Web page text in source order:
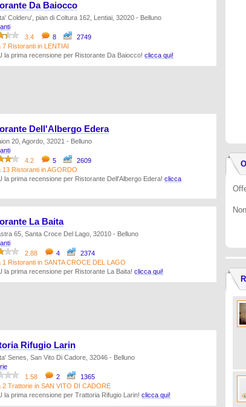
Da Baiocco
Colderu', pian di Coltura 162, Lentiai, 32020 - Belluno
3.4
8
2749
7 Ristoranti in LENTIAI
la prima recensione per Ristorante Da Baiocco! clicca qui!
Dell'Albergo Edera
20, Agordo, 32021 - Belluno
4.2
5
2609
13 Ristoranti in AGORDO
la prima recensione per Ristorante Dell'Albergo Edera! clicca
La Baita
65, Santa Croce Del Lago, 32010 - Belluno
2.88
4
2374
1 Ristoranti in SANTA CROCE DEL LAGO
la prima recensione per Ristorante La Baita! clicca qui!
Rifugio Larin
Senes, San Vito Di Cadore, 32046 - Belluno
1.58
2
1365
2 Trattorie in SAN VITO DI CADORE
la prima recensione per Trattoria Rifugio Larin! clicca qui!